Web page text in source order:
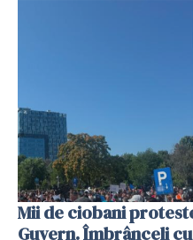
Mii de ciobani
Guvern. Îmbrânceli